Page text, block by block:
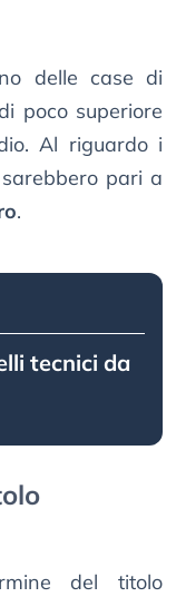
delle case di
poco superiore
Al riguardo i
sarebbero pari a
.
tecnici da
del titolo